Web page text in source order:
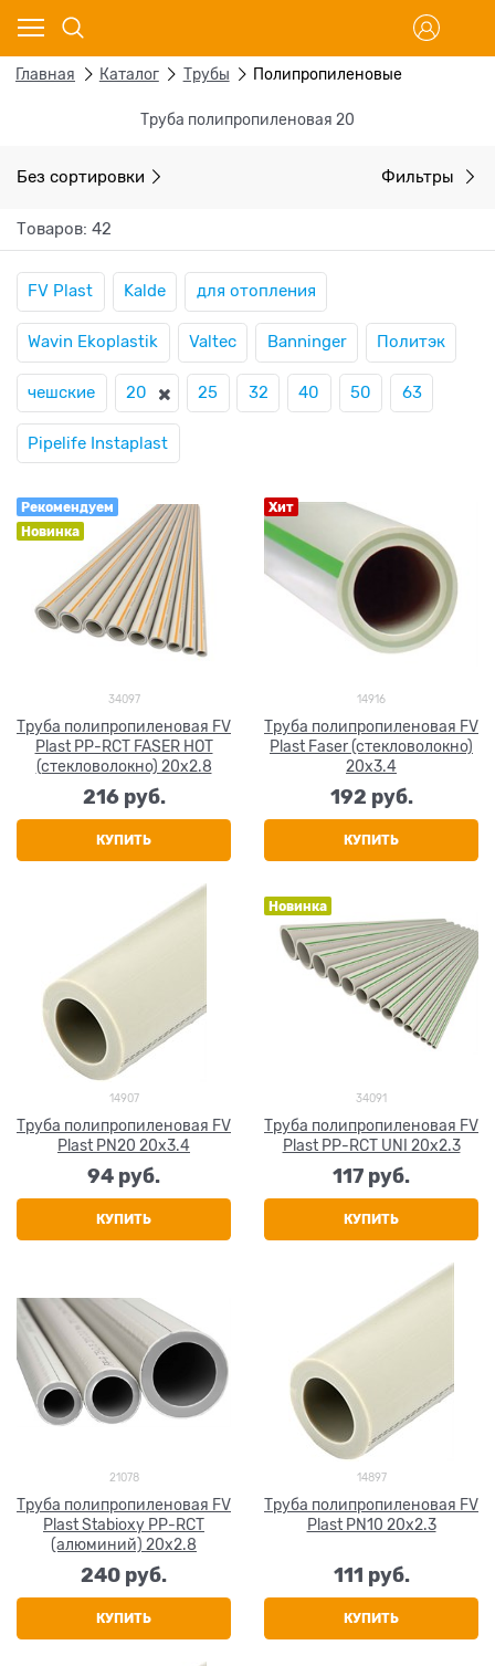
Главная Каталог Трубы Полипропиленовые
Труба полипропиленовая 20
Без сортировки Фильтры
Товаров: 42
FV Plast Kalde для отопления
Wavin Ekoplastik Valtec Banninger Политэк
чешские 20 25 32 40 50 63
Pipelife Instaplast
Рекомендуем
Новинка
34097
Труба полипропиленовая FV
Plast PP-RCT FASER HOT
(стекловолокно) 20x2.8
216 руб.
КУПИТЬ
Хит
14916
Труба полипропиленовая FV
Plast Faser (стекловолокно)
20x3.4
192 руб.
КУПИТЬ
14907
Труба полипропиленовая FV
Plast PN20 20x3.4
94 руб.
КУПИТЬ
Новинка
34091
Труба полипропиленовая FV
Plast PP-RCT UNI 20x2.3
117 руб.
КУПИТЬ
21078
Труба полипропиленовая FV
Plast Stabioxy PP-RCT
(алюминий) 20x2.8
240 руб.
КУПИТЬ
14897
Труба полипропиленовая FV
Plast PN10 20x2.3
111 руб.
КУПИТЬ